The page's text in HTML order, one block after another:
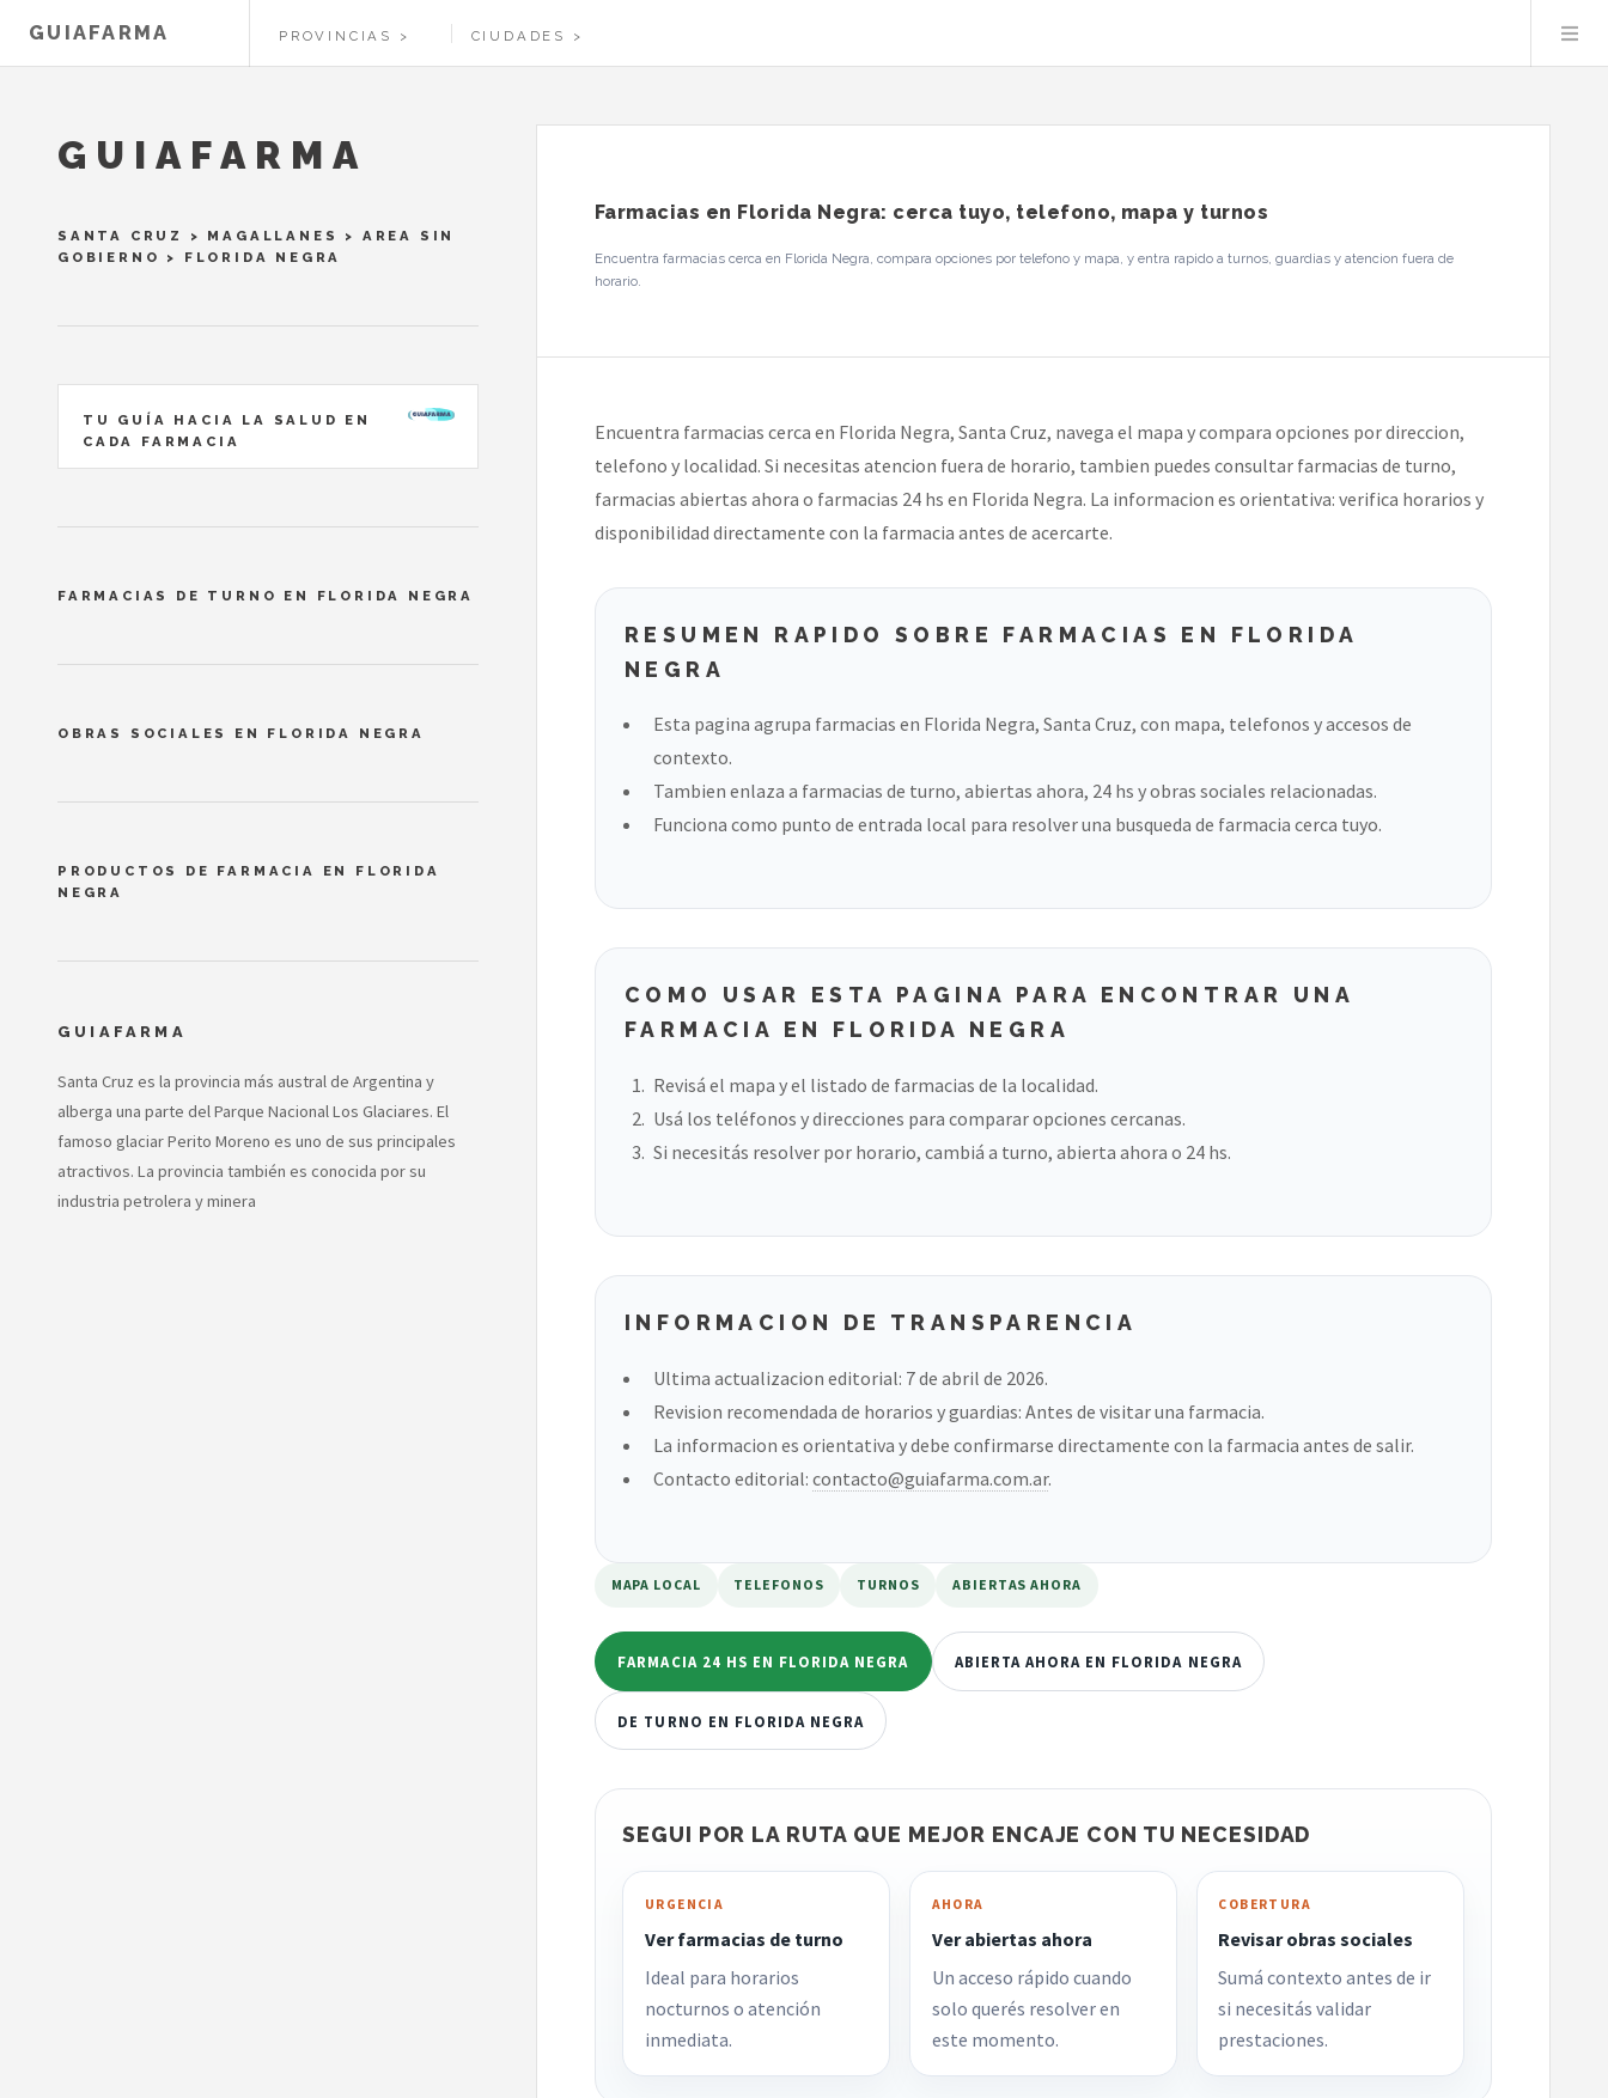
GUIAFARMA PROVINCIAS CIUDADES
Farmacias en Florida Negra: cerca tuyo, telefono, mapa y turnos
Encuentra farmacias cerca en Florida Negra, compara opciones por telefono y mapa, y entra rapido a turnos, guardias y atencion fuera de
horario.
Encuentra farmacias cerca en Florida Negra, Santa Cruz, navega el mapa y compara opciones por direccion,
telefono y localidad. Si necesitas atencion fuera de horario, tambien puedes consultar farmacias de turno,
farmacias abiertas ahora o farmacias 24 hs en Florida Negra. La informacion es orientativa: verifica horarios y
disponibilidad directamente con la farmacia antes de acercarte.
RESUMEN RAPIDO SOBRE FARMACIAS EN FLORIDA
NEGRA
Esta pagina agrupa farmacias en Florida Negra, Santa Cruz, con mapa, telefonos y accesos de
contexto.
Tambien enlaza a farmacias de turno, abiertas ahora, 24 hs y obras sociales relacionadas.
Funciona como punto de entrada local para resolver una busqueda de farmacia cerca tuyo.
COMO USAR ESTA PAGINA PARA ENCONTRAR UNA
FARMACIA EN FLORIDA NEGRA
Revisá el mapa y el listado de farmacias de la localidad.
Usá los teléfonos y direcciones para comparar opciones cercanas.
Si necesitás resolver por horario, cambiá a turno, abierta ahora o 24 hs.
INFORMACION DE TRANSPARENCIA
Ultima actualizacion editorial: 7 de abril de 2026.
Revision recomendada de horarios y guardias: Antes de visitar una farmacia.
La informacion es orientativa y debe confirmarse directamente con la farmacia antes de salir.
Contacto editorial: contacto@guiafarma.com.ar.
MAPA LOCAL TELEFONOS TURNOS ABIERTAS AHORA
FARMACIA 24 HS EN FLORIDA NEGRA ABIERTA AHORA EN FLORIDA NEGRA
DE TURNO EN FLORIDA NEGRA
SEGUI POR LA RUTA QUE MEJOR ENCAJE CON TU NECESIDAD
URGENCIA
Ver farmacias de turno
Ideal para horarios
nocturnos o atención
inmediata.
AHORA
Ver abiertas ahora
Un acceso rápido cuando
solo querés resolver en
este momento.
COBERTURA
Revisar obras sociales
Sumá contexto antes de ir
si necesitás validar
prestaciones.
GUIAFARMA
SANTA CRUZ > MAGALLANES > AREA SIN
GOBIERNO
> FLORIDA NEGRA
TU GUÍA HACIA LA SALUD EN
CADA FARMACIA
FARMACIAS DE TURNO EN FLORIDA NEGRA
OBRAS SOCIALES EN FLORIDA NEGRA
PRODUCTOS DE FARMACIA EN FLORIDA
NEGRA
GUIAFARMA
Santa Cruz es la provincia más austral de Argentina y
alberga una parte del Parque Nacional Los Glaciares. El
famoso glaciar Perito Moreno es uno de sus principales
atractivos. La provincia también es conocida por su
industria petrolera y minera